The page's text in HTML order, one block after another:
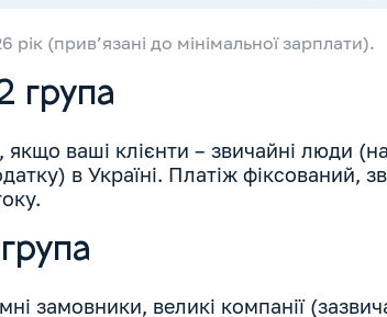
рік (прив’язані до мінімальної зарплати).
група
якщо ваші клієнти – звичайні люди
в Україні. Платіж фіксований,
замовники, великі компанії